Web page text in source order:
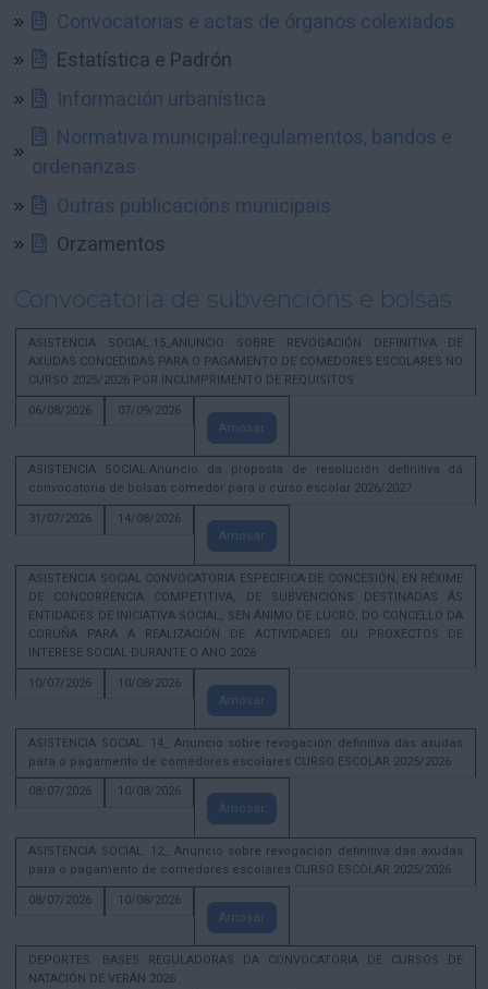
Convocatorias e actas de órganos colexiados
Estatística e Padrón
Información urbanística
Normativa municipal:regulamentos, bandos e
ordenanzas
Outras publicacións municipais
Orzamentos
Convocatoria de subvencións e bolsas
ASISTENCIA SOCIAL.15_ANUNCIO SOBRE REVOGACIÓN DEFINITIVA DE
AXUDAS CONCEDIDAS PARA O PAGAMENTO DE COMEDORES ESCOLARES NO
CURSO 2025/2026 POR INCUMPRIMENTO DE REQUISITOS
06/08/2026
07/09/2026
Amosar
ASISTENCIA SOCIAL.Anuncio da proposta de resolución definitiva dá
convocatoria de bolsas comedor para o curso escolar 2026/2027.
31/07/2026
14/08/2026
Amosar
ASISTENCIA SOCIAL CONVOCATORIA ESPECÍFICA DE CONCESIÓN, EN RÉXIME
DE CONCORRENCIA COMPETITIVA, DE SUBVENCIÓNS DESTINADAS ÁS
ENTIDADES DE INICIATIVA SOCIAL, SEN ÁNIMO DE LUCRO, DO CONCELLO DA
CORUÑA PARA A REALIZACIÓN DE ACTIVIDADES OU PROXECTOS DE
INTERESE SOCIAL DURANTE O ANO 2026
10/07/2026
10/08/2026
Amosar
ASISTENCIA SOCIAL. 14_ Anuncio sobre revogación definitiva das axudas
para o pagamento de comedores escolares CURSO ESCOLAR 2025/2026
08/07/2026
10/08/2026
Amosar
ASISTENCIA SOCIAL. 12_ Anuncio sobre revogación definitiva das axudas
para o pagamento de comedores escolares CURSO ESCOLAR 2025/2026
08/07/2026
10/08/2026
Amosar
DEPORTES. BASES REGULADORAS DA CONVOCATORIA DE CURSOS DE
NATACIÓN DE VERÁN 2026